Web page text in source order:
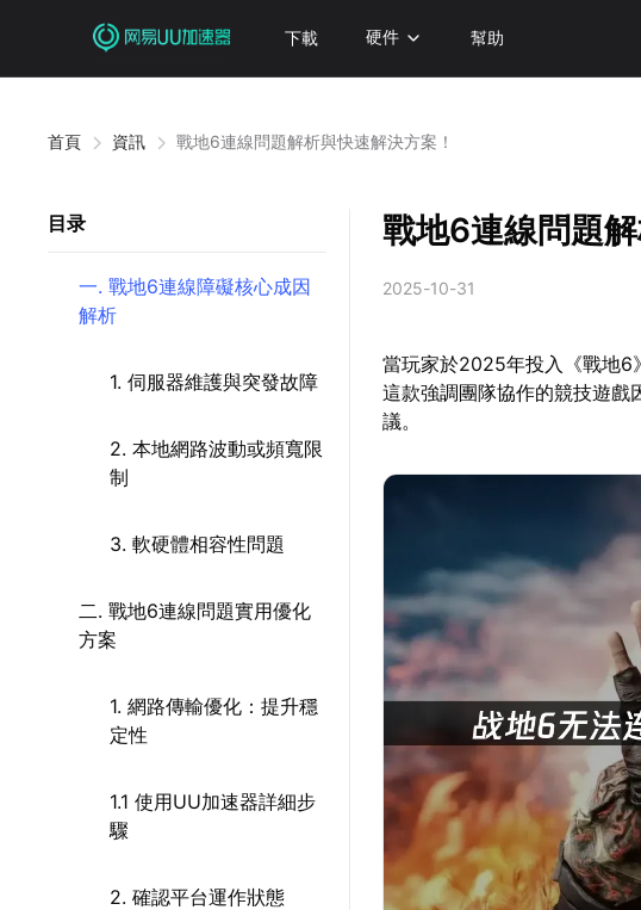
下載 硬件 幫助
首頁 資訊 戰地6連線問題解析與快速解決方案！
目录
一. 戰地6連線障礙核心成因
解析
1. 伺服器維護與突發故障
2. 本地網路波動或頻寬限
制
3. 軟硬體相容性問題
二. 戰地6連線問題實用優化
方案
1. 網路傳輸優化：提升穩
定性
1.1 使用UU加速器詳細步
驟
2. 確認平台運作狀態
戰地6連線問題
2025-10-31
當玩家於2025年投入《戰地6
這款強調團隊協作的競技遊戲
議。